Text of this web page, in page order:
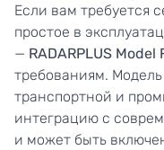
Если вам требуется
простое в
— RADARPLUS Model
требованиям.
транспортной и
интеграцию с
и может быть